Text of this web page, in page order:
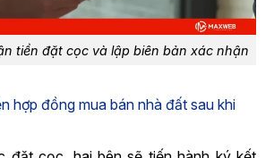
tiền đặt cọc và lập biên bản xác nhận
hợp đồng mua bán nhà đất sau khi